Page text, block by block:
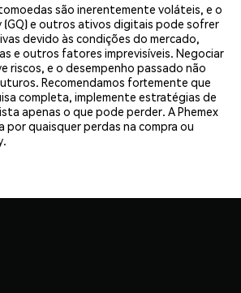
são inerentemente voláteis, e o
(GQ) e outros ativos digitais pode sofrer
devido às condições do mercado,
e outros fatores imprevisíveis. Negociar
riscos, e o desempenho passado não
Recomendamos fortemente que
completa, implemente estratégias de
apenas o que pode perder. A Phemex
por quaisquer perdas na compra ou